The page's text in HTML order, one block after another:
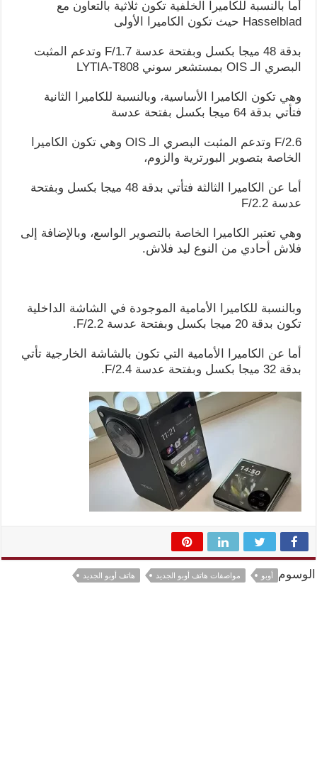
أما بالنسبة للكاميرا الخلفية تكون ثلاثية بالتعاون مع
Hasselblad حيث تكون الكاميرا الأولى
بدقة 48 ميجا بكسل وبفتحة عدسة F/1.7 وتدعم المثبت
البصري الـ OIS بمستشعر سوني LYTIA-T808
وهي تكون الكاميرا الأساسية، وبالنسبة للكاميرا الثانية
فتأتي بدقة 64 ميجا بكسل بفتحة عدسة
F/2.6 وتدعم المثبت البصري الـ OIS وهي تكون الكاميرا
الخاصة بتصوير البورترية والزوم،
أما عن الكاميرا الثالثة فتأتي بدقة 48 ميجا بكسل وبفتحة
عدسة F/2.2
وهي تعتبر الكاميرا الخاصة بالتصوير الواسع، وبالإضافة إلى
فلاش أحادي من النوع ليد فلاش.
وبالنسبة للكاميرا الأمامية الموجودة في الشاشة الداخلية
تكون بدقة 20 ميجا بكسل وبفتحة عدسة F/2.2.
أما عن الكاميرا الأمامية التي تكون بالشاشة الخارجية تأتي
بدقة 32 ميجا بكسل وبفتحة عدسة F/2.4.
الوسوم أوبو مواصفات هاتف أوبو الجديد هاتف أوبو الجديد